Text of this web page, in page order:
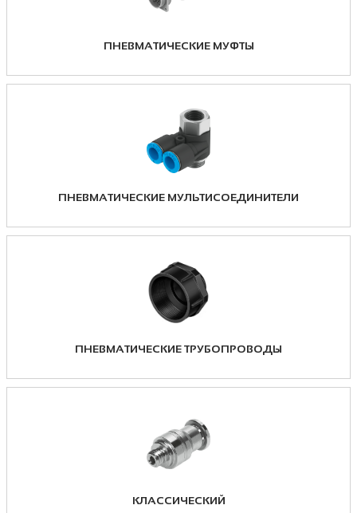
ПНЕВМАТИЧЕСКИЕ МУФТЫ
ПНЕВМАТИЧЕСКИЕ МУЛЬТИСОЕДИНИТЕЛИ
ПНЕВМАТИЧЕСКИЕ ТРУБОПРОВОДЫ
КЛАССИЧЕСКИЙ